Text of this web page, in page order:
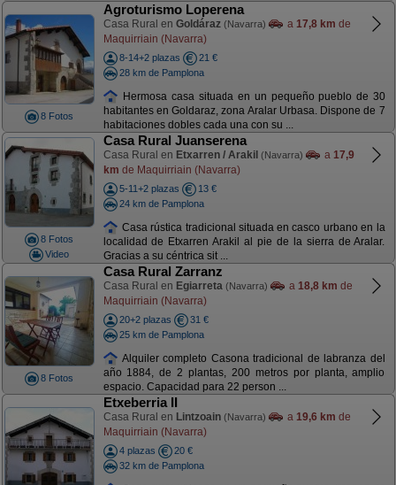
8 Fotos
Agroturismo Loperena
Casa Rural en Goldáraz (Navarra) a 17,8 km de
Maquirriain (Navarra)
8-14+2 plazas
21 €
28 km de Pamplona
Hermosa casa situada en un pequeño pueblo de 30
habitantes en Goldaraz, zona Aralar Urbasa. Dispone de 7
habitaciones dobles cada una con su ...
8 Fotos
Video
Casa Rural Juanserena
Casa Rural en Etxarren / Arakil (Navarra) a 17,9
km de Maquirriain (Navarra)
5-11+2 plazas
13 €
24 km de Pamplona
Casa rústica tradicional situada en casco urbano en la
localidad de Etxarren Arakil al pie de la sierra de Aralar.
Gracias a su céntrica sit ...
8 Fotos
Casa Rural Zarranz
Casa Rural en Egiarreta (Navarra) a 18,8 km de
Maquirriain (Navarra)
20+2 plazas
31 €
25 km de Pamplona
Alquiler completo Casona tradicional de labranza del
año 1884, de 2 plantas, 200 metros por planta, amplio
espacio. Capacidad para 22 person ...
Etxeberria II
Casa Rural en Lintzoain (Navarra) a 19,6 km de
Maquirriain (Navarra)
4 plazas
20 €
32 km de Pamplona